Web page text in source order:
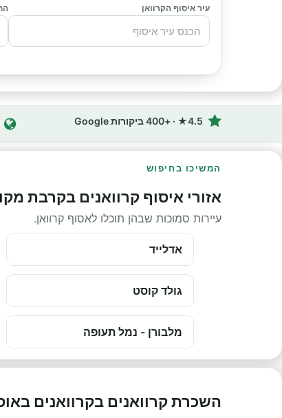
עיר איסוף הקרוואן
4.5★ · +400 ביקורות Google
המשיכו בחיפוש
אזורי איסוף קרוואנים בקרבת
עיירות סמוכות שבהן תוכלו לאסוף קרוואן.
אדלייד
גולד קוסט
מלבורן - נמל תעופה
השכרת קרוואנים בקרוואנים